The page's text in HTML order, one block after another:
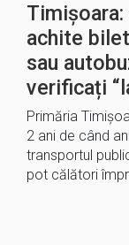
achite
sau
verificați
Primăria
2 ani de când
transportul
pot călători